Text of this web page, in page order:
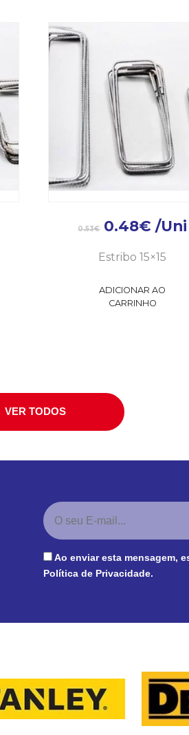
0.53€ 0.48€ /Uni
Estribo 15×15
ADICIONAR AO
CARRINHO
VER TODOS
Ao enviar esta mensagem,
Política de Privacidade.